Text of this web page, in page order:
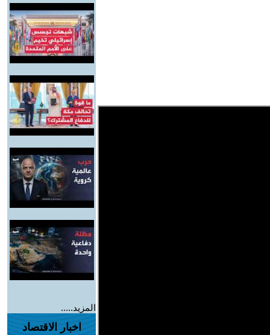
المزيد.....
اخبار الاقتصاد